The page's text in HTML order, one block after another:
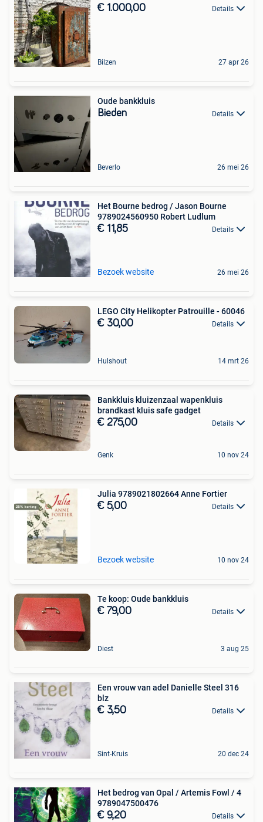
€ 1.000,00 Details
Bilzen 27 apr 26
Oude bankkluis
Bieden Details
Beverlo 26 mei 26
Het Bourne bedrog / Jason Bourne
9789024560950 Robert Ludlum
€ 11,85 Details
Bezoek website 26 mei 26
LEGO City Helikopter Patrouille - 60046
€ 30,00 Details
Hulshout 14 mrt 26
Bankkluis kluizenzaal wapenkluis
brandkast kluis safe gadget
€ 275,00 Details
Genk 10 nov 24
Julia 9789021802664 Anne Fortier
€ 5,00 Details
Bezoek website 10 nov 24
Te koop: Oude bankkluis
€ 79,00 Details
Diest 3 aug 25
Een vrouw van adel Danielle Steel 316
blz
€ 3,50 Details
Sint-Kruis 20 dec 24
Het bedrog van Opal / Artemis Fowl / 4
9789047500476
€ 9,20 Details